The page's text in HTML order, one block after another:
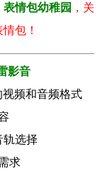
表情包幼稚园 ，关
包！
影音
视频和音频格式
轨选择
求